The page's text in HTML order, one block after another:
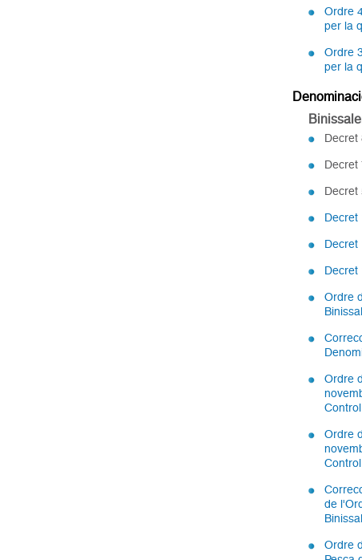
Ordre
per la
Ordre
per la
Decret
Decret
Decret
Decret
Decret
Decret
Ordre
Ordre
Control
Ordre
Control
de
Ordre